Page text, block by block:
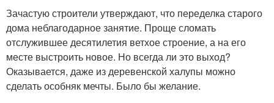
Зачастую строители утверждают, что переделка старого
дома неблагодарное занятие. Проще сломать
отслужившее десятилетия ветхое строение, а на его
месте выстроить новое. Но всегда ли это выход?
Оказывается, даже из деревенской халупы можно
сделать особняк мечты. Было бы желание.